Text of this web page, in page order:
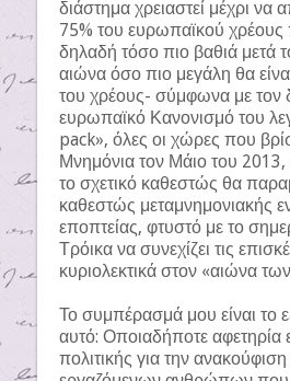
διάστημα χρειαστεί μέχρι να
75% του ευρωπαϊκού
δηλαδή τόσο πιο βαθιά μετά
αιώνα όσο πιο μεγάλη θα
του χρέους- σύμφωνα με τον
ευρωπαϊκό Κανονισμό του
pack», όλες οι χώρες που
Μνημόνια τον Μάιο του
το σχετικό καθεστώς θα
καθεστώς μεταμνημονιακής
εποπτείας, φτυστό με το
Τρόικα να συνεχίζει τις
κυριολεκτικά στον «αιώνα
Το συμπέρασμά μου είναι το
αυτό: Οποιαδήποτε αφετηρία
πολιτικής για την